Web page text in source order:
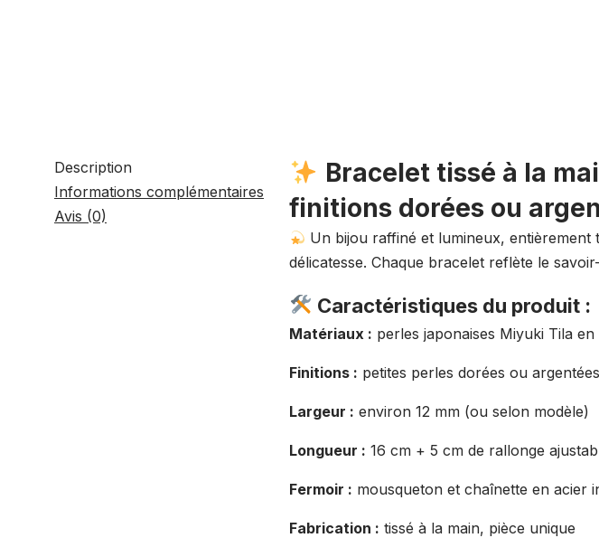
Description
Informations complémentaires
Avis (0)
Bracelet tissé à la
finitions dorées ou
Un bijou raffiné et lumineux, entièrement
délicatesse. Chaque bracelet reflète le
Caractéristiques du produit :
Matériaux : perles japonaises Miyuki Tila
Finitions : petites perles dorées ou
Largeur : environ 12 mm (ou selon modèle)
Longueur : 16 cm + 5 cm de rallonge
Fermoir : mousqueton et chaînette en acier
Fabrication : tissé à la main, pièce unique